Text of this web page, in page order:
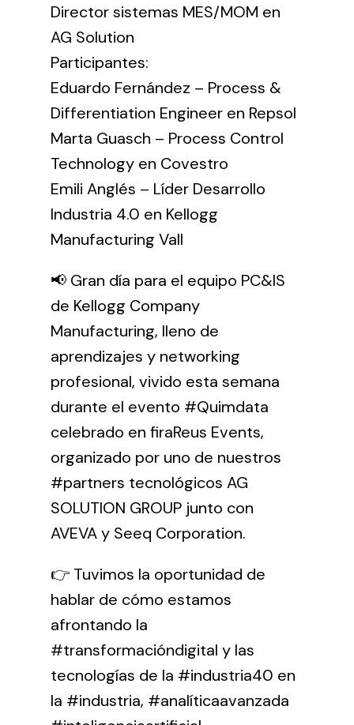
Director sistemas MES/MOM en
AG Solution
Participantes:
Eduardo Fernández – Process &
Differentiation Engineer en Repsol
Marta Guasch – Process Control
Technology en Covestro
Emili Anglés – Líder Desarrollo
Industria 4.0 en Kellogg
Manufacturing Vall
📢 Gran día para el equipo PC&IS
de Kellogg Company
Manufacturing, lleno de
aprendizajes y networking
profesional, vivido esta semana
durante el evento #Quimdata
celebrado en firaReus Events,
organizado por uno de nuestros
#partners tecnológicos AG
SOLUTION GROUP junto con
AVEVA y Seeq Corporation.
👉 Tuvimos la oportunidad de
hablar de cómo estamos
afrontando la
#transformacióndigital y las
tecnologías de la #industria40 en
la #industria, #analíticaavanzada